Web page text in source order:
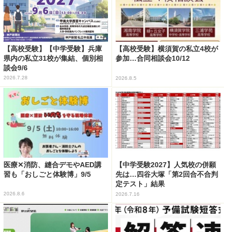
【高校受験】【中学受験】兵庫
県内の私立31校が集結、個別相
談会9/6
2026.7.28
【高校受験】横須賀の私立4校が
参加…合同相談会10/12
2026.8.5
医療✕消防、縫合デモやAED講
習も「おしごと体験博」9/5
2026.8.6
【中学受験2027】人気校の併願
先は…四谷大塚「第2回合不合判
定テスト」結果
2026.7.16